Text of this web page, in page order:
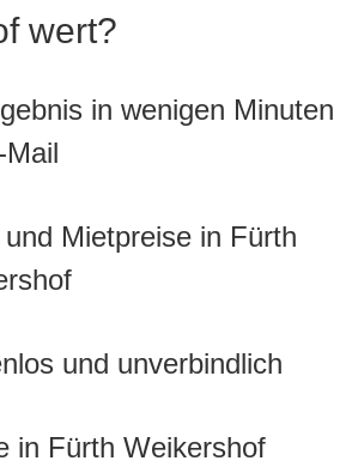
wert?
in wenigen Minuten
Mietpreise in Fürth
und unverbindlich
in Fürth Weikershof